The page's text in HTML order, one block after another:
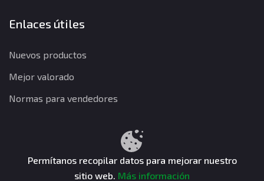
Enlaces útiles
Nuevos productos
Mejor valorado
Normas para vendedores
Términos y condiciones
CuentasGO © 2026. Todos los derechos reservados.
Permítanos recopilar datos para mejorar nuestro
sitio web. Más información